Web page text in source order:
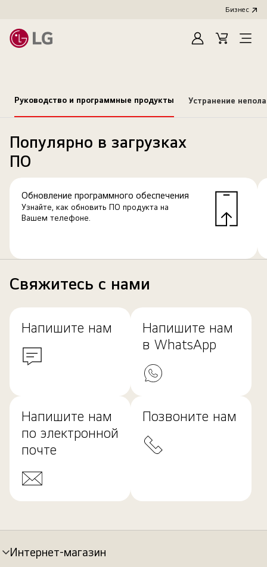
Бизнес
Cart
Open
Руководство и программные продукты Устранение
Популярно в загрузках
ПО
Обновление программного обеспечения
Узнайте, как обновить ПО продукта на
Вашем телефоне.
Свяжитесь с нами
Напишите нам
Напишите нам
в WhatsApp
Напишите нам
по электронной
почте
Позвоните нам
Интернет-магазин
Переключатель